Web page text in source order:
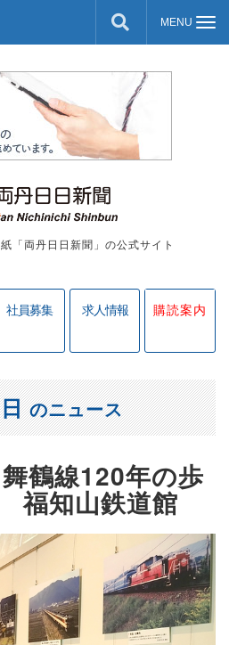
「両丹日日新聞」の公式サイト
社員募集 求人情報 購読案内
鶴線120年の歩
福知山鉄道館
のニュース